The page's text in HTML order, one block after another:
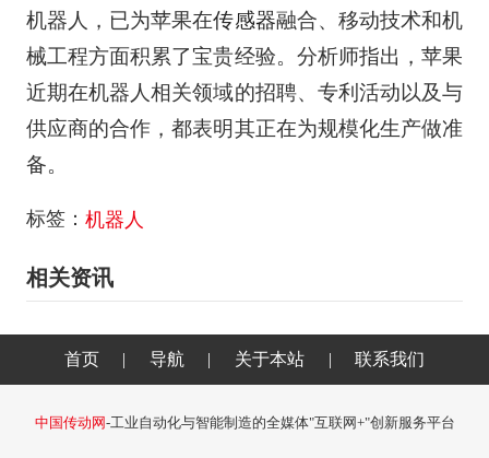
机器人，已为苹果在传感器融合、移动技术和机
械工程方面积累了宝贵经验。分析师指出，苹果
近期在机器人相关领域的招聘、专利活动以及与
供应商的合作，都表明其正在为规模化生产做准
备。
标签： 机器人
相关资讯
首页 | 导航 | 关于本站 | 联系我们
中国传动网-工业自动化与智能制造的全媒体"互联网+"创新服务平台